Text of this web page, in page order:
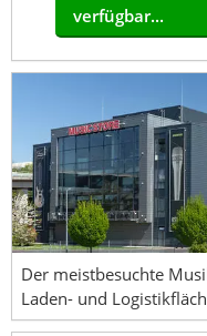
verfügbar...
Der meistbesuchte
Laden- und